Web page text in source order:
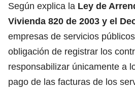
Según explica la Ley de
Vivienda 820 de 2003 y el
empresas de servicios públicos
obligación de registrar los
responsabilizar únicamente a
pago de las facturas de los